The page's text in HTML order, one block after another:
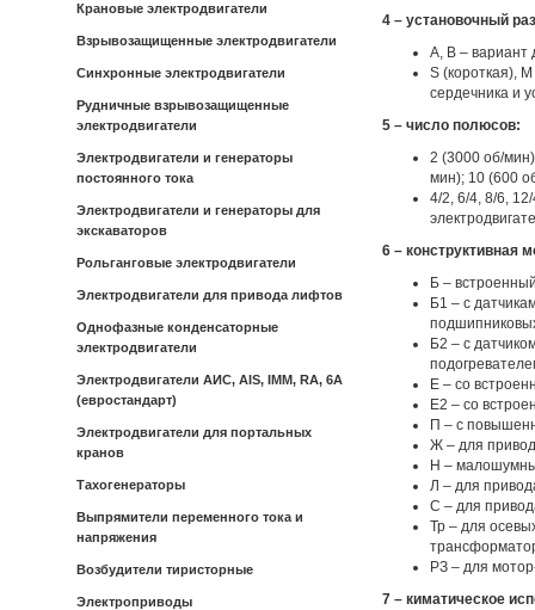
Крановые электродвигатели
Взрывозащищенные электродвигатели
Синхронные электродвигатели
Рудничные взрывозащищенные
электродвигатели
Электродвигатели и генераторы
постоянного тока
Электродвигатели и генераторы для
экскаваторов
Рольганговые электродвигатели
Электродвигатели для привода лифтов
Однофазные конденсаторные
электродвигатели
Электродвигатели АИС, AIS, IMM, RA, 6A
(евростандарт)
Электродвигатели для портальных
кранов
Тахогенераторы
Выпрямители переменного тока и
напряжения
Возбудители тиристорные
Электроприводы
4 – установочный
А, В – вариант
S (короткая),
сердечника и
5 – число полюсов:
2 (3000 об/
мин); 10 (600
4/2, 6/4, 8/6,
6 – конструктивная
Б –
Б1 – с
Б2 – с
Е – со
Е2 – со
П – с
Ж – для
Н –
Л – для
С – для
Тр – для
РЗ – для
7 – киматическое